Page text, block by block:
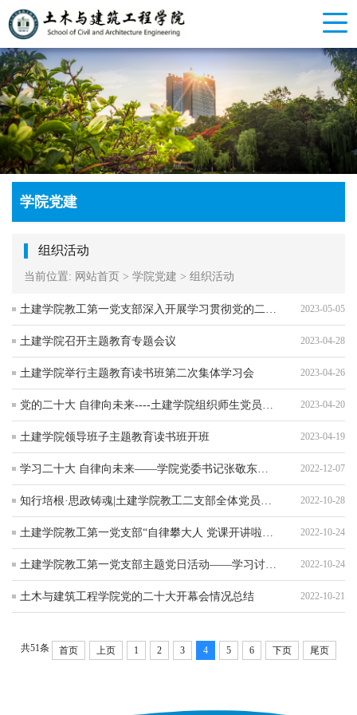
学院党建
组织活动
当前位置: 网站首页 > 学院党建 > 组织活动
2023-05-05
土建学院召开主题教育专题会议 2023-04-28
土建学院举行主题教育读书班第二次集体学习会 2023-04-26
2023-04-20
土建学院领导班子主题教育读书班开班 2023-04-19
2022-12-07
2022-10-28
2022-10-24
2022-10-24
土木与建筑工程学院党的二十大开幕会情况总结 2022-10-21
共51条 首页 上页 1 2 3 4 5 6 下页 尾页